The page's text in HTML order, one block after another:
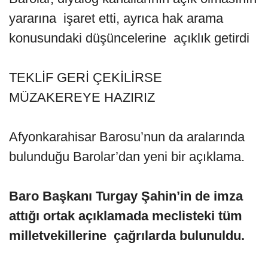
yararına işaret etti, ayrıca hak arama
konusundaki düşüncelerine açıklık getirdi
TEKLİF GERİ ÇEKİLİRSE
MÜZAKEREYE HAZIRIZ
Afyonkarahisar Barosu’nun da aralarında
bulunduğu Barolar’dan yeni bir açıklama.
Baro Başkanı Turgay Şahin’in de imza
attığı ortak açıklamada meclisteki tüm
milletvekillerine çağrılarda bulunuldu.